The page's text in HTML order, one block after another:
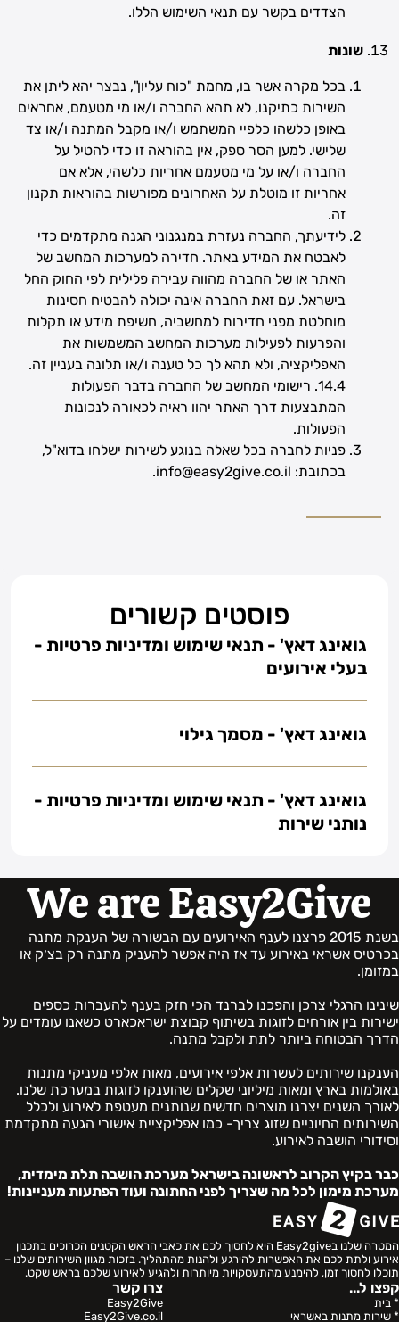
הצדדים בקשר עם תנאי השימוש הללו.
שונות
בכל מקרה אשר בו, מחמת "כוח עליון", נבצר יהא ליתן את
השירות כתיקנו, לא תהא החברה ו/או מי מטעמם, אחראים
באופן כלשהו כלפיי המשתמש ו/או מקבל המתנה ו/או צד
שלישי. למען הסר ספק, אין בהוראה זו כדי להטיל על
החברה ו/או על מי מטעמם אחריות כלשהי, אלא אם
אחריות זו מוטלת על האחרונים מפורשות בהוראות תקנון
זה.
לידיעתך, החברה נעזרת במנגנוני הגנה מתקדמים כדי
לאבטח את המידע באתר. חדירה למערכות המחשב של
האתר או של החברה מהווה עבירה פלילית לפי החוק החל
בישראל. עם זאת החברה אינה יכולה להבטיח חסינות
מוחלטת מפני חדירות למחשביה, חשיפת מידע או תקלות
והפרעות לפעילות מערכות המחשב המשמשות את
האפליקציה, ולא תהא לך כל טענה ו/או תלונה בעניין זה.
14.4. רישומי המחשב של החברה בדבר הפעולות
המתבצעות דרך האתר יהוו ראיה לכאורה לנכונות
הפעולות.
פניות לחברה בכל שאלה בנוגע לשירות ישלחו בדוא"ל,
בכתובת: info@easy2give.co.il.
פוסטים קשורים
גואינג דאץ' - תנאי שימוש ומדיניות פרטיות -
בעלי אירועים
גואינג דאץ' - מסמך גילוי
גואינג דאץ' - תנאי שימוש ומדיניות פרטיות -
נותני שירות
We are Easy2Give
בשנת 2015 פרצנו לענף האירועים עם הבשורה של הענקת מתנה
בכרטיס אשראי באירוע עד אז היה אפשר להעניק מתנה רק בצ׳ק או
במזומן.
שינינו הרגלי צרכן והפכנו לברנד הכי חזק בענף להעברות כספים
ישירות בין אורחים לזוגות בשיתוף קבוצת ישראכארט כשאנו עומדים על
הדרך הבטוחה ביותר לתת ולקבל מתנה.
הענקנו שירותים לעשרות אלפי אירועים, מאות אלפי מעניקי מתנות
באולמות בארץ ומאות מיליוני שקלים שהוענקו לזוגות במערכת שלנו.
לאורך השנים יצרנו מוצרים חדשים שנותנים מעטפת לאירוע ולכלל
השירותים החיוניים שזוג צריך- כמו אפליקציית אישורי הגעה מתקדמת
וסידורי הושבה לאירוע.
כבר בקיץ הקרוב לראשונה בישראל מערכת הושבה תלת מימדית,
מערכת מימון לכל מה שצריך לפני החתונה ועוד הפתעות מעניינות!
המטרה שלנו בEasy2give היא לחסוך לכם את כאבי הראש הקטנים הכרוכים בתכנון
אירוע ולתת לכם את האפשרות להירגע ולהנות מהתהליך. בזכות מגוון השירותים שלנו –
תוכלו לחסוך זמן, להימנע מהתעסקויות מיותרות ולהגיע לאירוע שלכם בראש שקט.
קפצו ל...
* בית
* שירות מתנות באשראי
צרו קשר
Easy2Give
Easy2Give.co.il